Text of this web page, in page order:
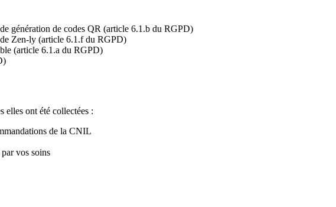
génération de codes QR (article 6.1.b du RGPD)
Zen-ly (article 6.1.f du RGPD)
(article 6.1.a du RGPD)
elles ont été collectées :
de la CNIL
vos soins